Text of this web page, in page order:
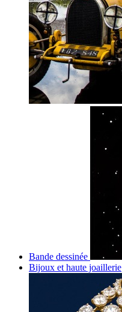
Bande dessinée
Bijoux et haute joaillerie